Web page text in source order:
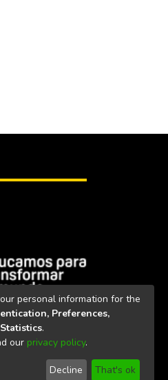
2023
Carchi
personal information for the
Preferences,
.
our privacy policy.
Decline That's ok